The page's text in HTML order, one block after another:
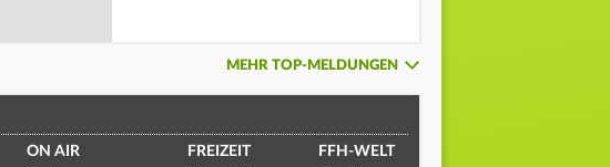
MEHR TOP-MELDUNGEN
ON AIR FREIZEIT FFH-WELT